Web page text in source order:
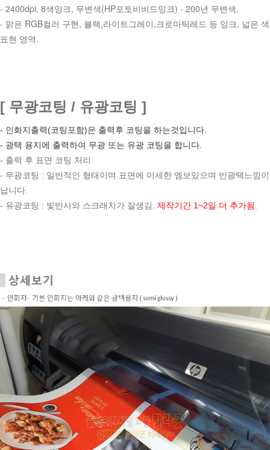
- 2400dpi, 8색잉크, 무변색(HP포토비비드잉크) - 200년 무변색.
- 맑은 RGB컬러 구현, 블랙,라이트그레이,크로마틱레드 등 잉크, 넓은 색
표현 영역.
[ 무광코팅 / 유광코팅 ]
- 인화지출력(코팅포함)은 출력후 코팅을 하는것입니다.
- 광택 용지에 출력하여 무광 또는 유광 코팅을 합니다.
- 출력 후 표면 코팅 처리
- 무광코팅 : 일반적인 형태이며 표면에 미세한 엠보있으며 반광택느낌이
납니다.
- 유광코팅 : 빛반사와 스크래치가 잘생김. 제작기간 1~2일 더 추가됨.